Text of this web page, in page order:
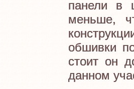
панели в
меньше,
обшивки
стоит он
данном